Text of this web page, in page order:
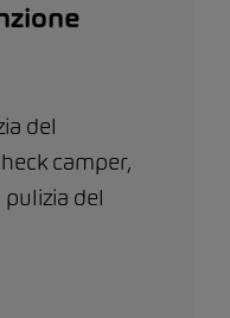
del
camper,
del